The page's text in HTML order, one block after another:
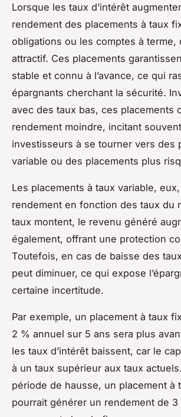
Lorsque les taux d’intérêt
rendement des placements à taux
obligations ou les comptes à terme,
attractif. Ces placements
stable et connu à l’avance, ce qui
épargnants cherchant la sécurité.
avec des taux bas, ces placements
rendement moindre, incitant
investisseurs à se tourner vers des
variable ou des placements plus
Les placements à taux variable,
rendement en fonction des taux du
taux montent, le revenu généré
également, offrant une protection
Toutefois, en cas de baisse des
peut diminuer, ce qui expose
certaine incertitude.
Par exemple, un placement à taux
2 % annuel sur 5 ans sera plus
les taux d’intérêt baissent, car le
à un taux supérieur aux taux
période de hausse, un placement à
pourrait générer un rendement de